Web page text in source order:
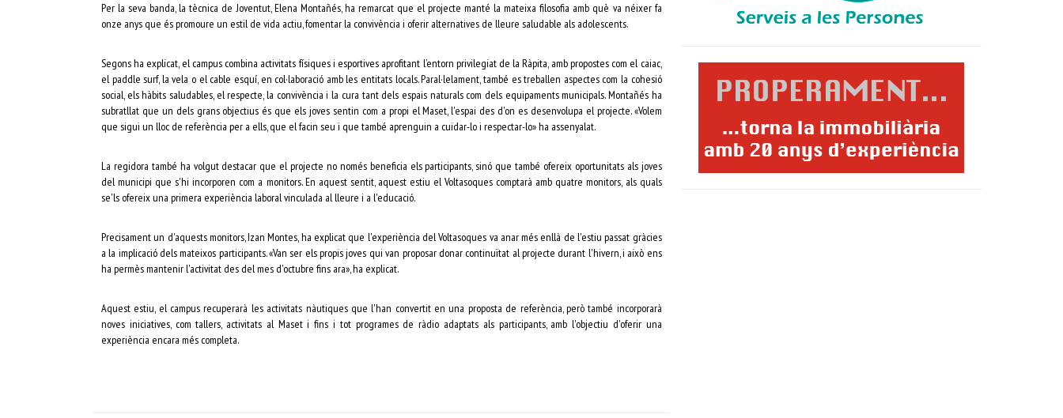
Per la seva banda, la tècnica de Joventut, Elena Montañés, ha remarcat que el projecte manté la mateixa filosofia amb què va néixer fa
onze anys que és promoure un estil de vida actiu, fomentar la convivència i oferir alternatives de lleure saludable als adolescents.
Segons ha explicat, el campus combina activitats físiques i esportives aprofitant l’entorn privilegiat de la Ràpita, amb propostes com el caiac,
el paddle surf, la vela o el cable esquí, en col·laboració amb les entitats locals. Paral·lelament, també es treballen aspectes com la cohesió
social, els hàbits saludables, el respecte, la convivència i la cura tant dels espais naturals com dels equipaments municipals. Montañés ha
subratllat que un dels grans objectius és que els joves sentin com a propi el Maset, l'espai des d'on es desenvolupa el projecte. «Volem
que sigui un lloc de referència per a ells, que el facin seu i que també aprenguin a cuidar-lo i respectar-lo» ha assenyalat.
La regidora també ha volgut destacar que el projecte no només beneficia els participants, sinó que també ofereix oportunitats als joves
del municipi que s'hi incorporen com a monitors. En aquest sentit, aquest estiu el Voltasoques comptarà amb quatre monitors, als quals
se'ls ofereix una primera experiència laboral vinculada al lleure i a l'educació.
Precisament un d'aquests monitors, Izan Montes, ha explicat que l'experiència del Voltasoques va anar més enllà de l'estiu passat gràcies
a la implicació dels mateixos participants. «Van ser els propis joves qui van proposar donar continuïtat al projecte durant l'hivern, i això ens
ha permès mantenir l'activitat des del mes d'octubre fins ara», ha explicat.
Aquest estiu, el campus recuperarà les activitats nàutiques que l'han convertit en una proposta de referència, però també incorporarà
noves iniciatives, com tallers, activitats al Maset i fins i tot programes de ràdio adaptats als participants, amb l'objectiu d'oferir una
experiència encara més completa.